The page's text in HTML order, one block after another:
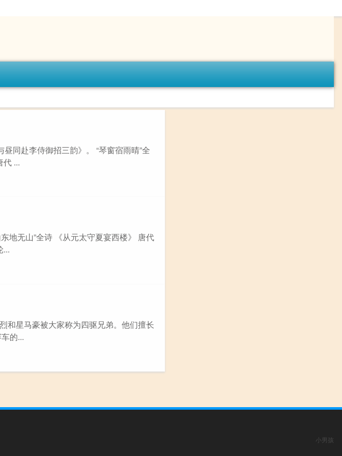
同赴李侍御招三韵》。 “琴窗宿雨晴”全
代 ...
地无山”全诗 《从元太守夏宴西楼》 唐代
...
和星马豪被大家称为四驱兄弟。他们擅长
的...
小男孩